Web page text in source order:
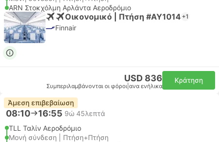
ARN Στοκχόλμη Αρλάντα Αεροδρόμιο
Οικονομικό | Πτήση #AY1014 +1
Finnair
USD 836
Συμπεριλαμβάνονται οι φόροι ανα ενήλικα
Κράτηση
Άμεση επιβεβαίωση
08:10 16:55 9ώ 45λεπτά
TLL Ταλίν Αεροδρόμιο
Μονή σύνδεση | Πτήση+Πτήση